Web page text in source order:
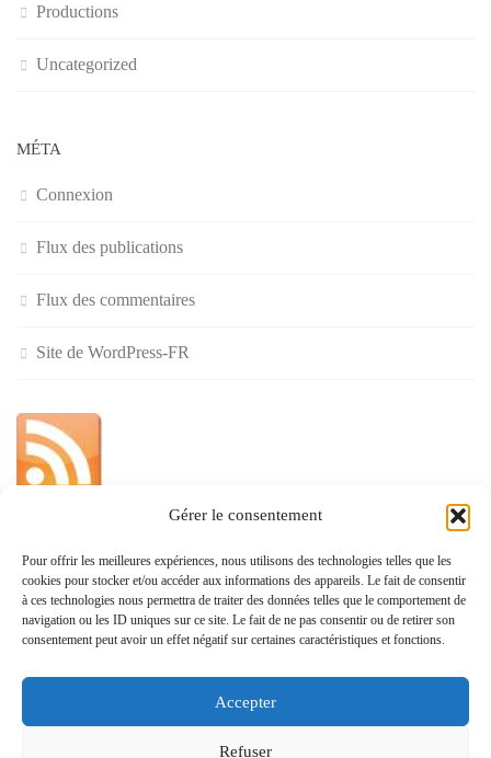
Gérer le consentement
Pour offrir les meilleures expériences, nous utilisons des technologies telles que les
cookies pour stocker et/ou accéder aux informations des appareils. Le fait de consentir
à ces technologies nous permettra de traiter des données telles que le comportement de
navigation ou les ID uniques sur ce site. Le fait de ne pas consentir ou de retirer son
consentement peut avoir un effet négatif sur certaines caractéristiques et fonctions.
Accepter
Refuser
Productions
Uncategorized
MÉTA
Connexion
Flux des publications
Flux des commentaires
Site de WordPress-FR
»
Politique de confidentialité
www.monvoisin.xyz © 2026. Tous droits réservés.